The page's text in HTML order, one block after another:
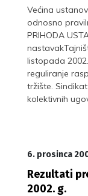
Većina
odnosno
PRIHODA
listopada
reguliranje
tržište.
kolektivnih
6. prosinca
Rezultati
2002. g.